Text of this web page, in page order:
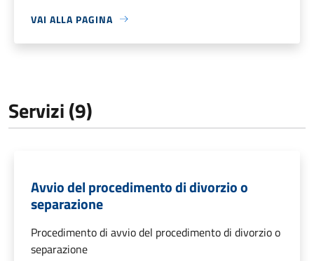
VAI ALLA PAGINA
Servizi (9)
Avvio del procedimento di divorzio o
separazione
Procedimento di avvio del procedimento di divorzio o
separazione